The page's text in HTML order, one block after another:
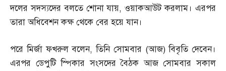
দলের সদস্যদের বলতে শোনা যায়,ওয়াকআউট করলাম। এরপর
তারা অধিবেশন কক্ষ থেকে বের হয়ে যান।
পরে মির্জা ফখরুল বলেন,তিনি সোমবার (আজ)বিবৃতি দেবেন।
এরপর ডেপুটি স্পিকার সংসদের বৈঠক আজ সোমবার সকাল